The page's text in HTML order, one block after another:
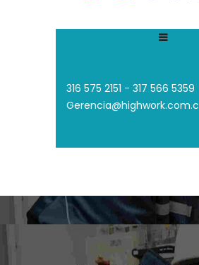
316 575 2151 - 317 566 5359